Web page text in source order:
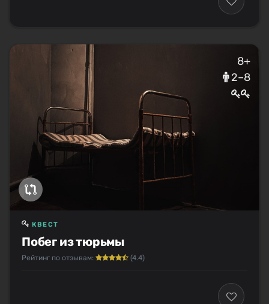
8+
2–8
Побег из тюрьмы
КВЕСТ
Рейтинг по отзывам: (4.4)